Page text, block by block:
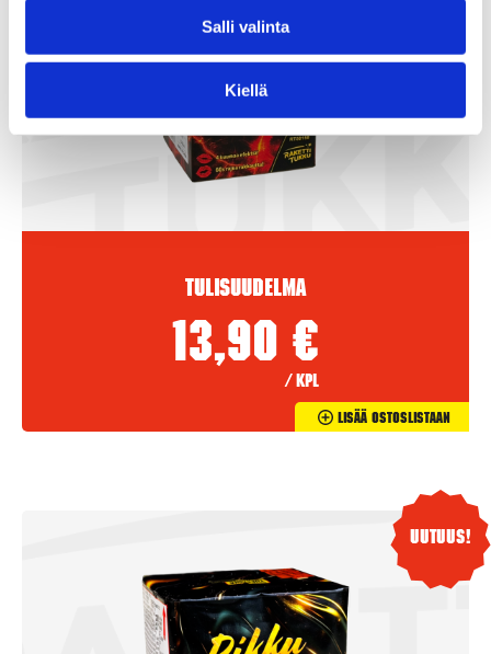
Salli valinta
Kiellä
Tulisuudelma
13,90 €
/ kpl
Lisää Ostoslistaan
Uutuus!